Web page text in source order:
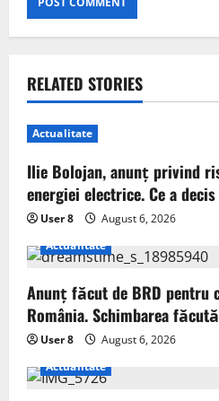
RELATED STORIES
Actualitate
Ilie Bolojan, anunț privind
energiei electrice. Ce a
User 8
August 6, 2026
Actualitate
Anunț făcut de BRD
România. Schimbarea
User 8
August 6, 2026
Actualitate